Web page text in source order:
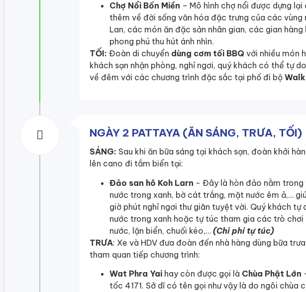
Chợ Nổi Bốn Miền – Mô hình chợ nổi được dựng lại
thêm về đời sống văn hóa đặc trưng của các vùng
Lan, các món ăn đặc sản nhân gian, các gian hàng
phong phú thu hút ánh nhìn.
TỐI: Đoàn di chuyển dùng cơm tối BBQ với nhiều món
khách sạn nhận phòng, nghỉ ngơi, quý khách có thể tự
về đêm với các chương trình đặc sắc tại phố đi bộ
NGÀY 2 PATTAYA (ĂN SÁNG, TRƯA, TỐI)
SÁNG: Sau khi ăn bữa sáng tại khách sạn, đoàn khởi
lên cano đi tắm biển tại:
Đảo san hô Koh Larn - Đây là hòn đảo nằm trong
nước trong xanh, bờ cát trắng, mặt nước êm ả,…
giờ phút nghỉ ngơi thư giãn tuyệt vời. Quý khách tự
nước trong xanh hoặc tự túc tham gia các trò chơi
nước, lặn biển, chuối kéo,… (Chi phí tự túc)
TRƯA: Xe và HDV đưa đoàn đến nhà hàng dùng bữa
tham quan tiếp chương trình:
Wat Phra Yai hay còn được gọi là Chùa Phật Lớn
tốc 4171. Sở dĩ có tên gọi như vậy là do ngôi chùa